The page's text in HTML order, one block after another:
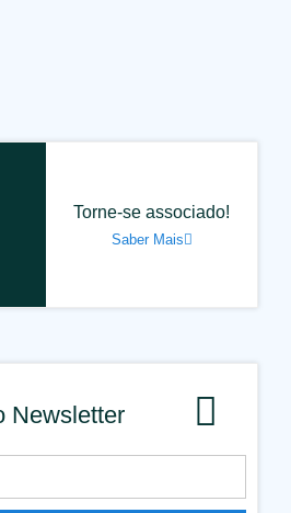
Torne-se associado!
Saber Mais
Newsletter